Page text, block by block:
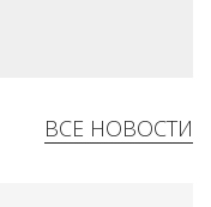
ВСЕ НОВОСТИ